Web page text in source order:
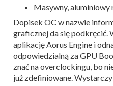
Masywny,
Dopisek OC w nazwie
graficznej da się podkręcić.
aplikację Aorus Engine i
odpowiedzialną za GPU
znać na overclockingu, bo
już zdefiniowane.